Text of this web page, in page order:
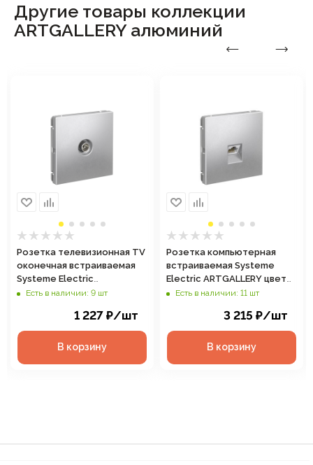
Другие товары коллекции
ARTGALLERY алюминий
Розетка телевизионная TV
оконечная встраиваемая
Systeme Electric
ARTGALLERY цвет
Есть в наличии: 9 шт
1 227 ₽/шт
В корзину
Розетка компьютерная
встраиваемая Systeme
Electric ARTGALLERY цвет
алюминий, арт. GAL000386
Есть в наличии: 11 шт
3 215 ₽/шт
В корзину